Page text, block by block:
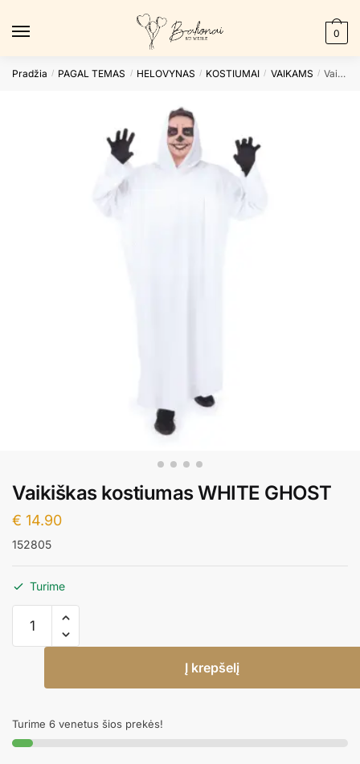
0
Pradžia / PAGAL TEMAS / HELOVYNAS / KOSTIUMAI / VAIKAMS / Vaikiškas kostiumas WHITE GHOST
Vaikiškas kostiumas WHITE GHOST
€ 14.90
152805
Turime
kiekis:
Vaikiškas
WHITE
Į krepšelį
Turime 6 venetus šios prekės!